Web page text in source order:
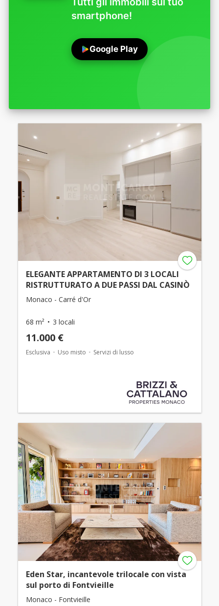
smartphone!
Google Play
ELEGANTE APPARTAMENTO DI 3 LOCALI
RISTRUTTURATO A DUE PASSI DAL CASINÒ
Monaco - Carré d'Or
68 m² 3 locali
11.000 €
Esclusiva Uso misto Servizi di lusso
Eden Star, incantevole trilocale con vista
sul porto di Fontvieille
Monaco - Fontvieille